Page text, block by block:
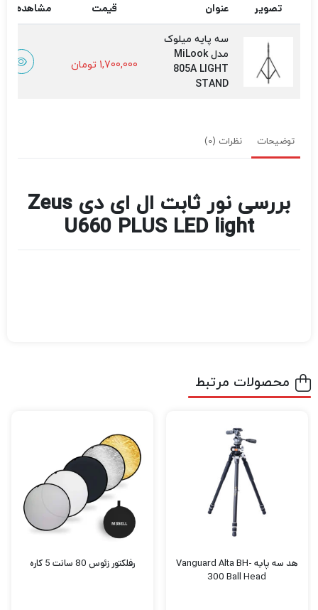
تصویر عنوان قیمت مشاهده
سه پایه میلوک
مدل MiLook
805A LIGHT
STAND
1,700,000 تومان
توضیحات نظرات (0)
بررسی نور ثابت ال ای دی Zeus
U660 PLUS LED light
محصولات مرتبط
هد سه پایه Vanguard Alta BH-
300 Ball Head
رفلکتور زئوس 80 سانت 5 کاره